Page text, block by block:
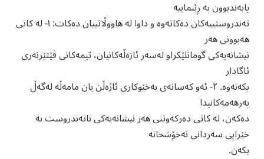
پابەندبوون بە ڕێنماییە
تەندروستییەکان دەکاتەوە و داوا لە هاووڵاتییان دەکات: ١- لە کاتی
هەبوونی هەر
نیشانەیەکی گومانلێکراو لەسەر ئاژەڵەکانیان، تیمەکانی ڤێتێرنەری
ئاگادار
بکەنەوە. ٢- ئەو کەسانەی بەخێوکاری ئاژەڵن یان مامەڵە لەگەڵ
بەرهەمەکانیدا
دەکەن، لە کاتی دەرکەوتنی هەر نیشانەیەکی ناتەندروست بە
خێرایی سەردانی نەخۆشخانە
بکەن.